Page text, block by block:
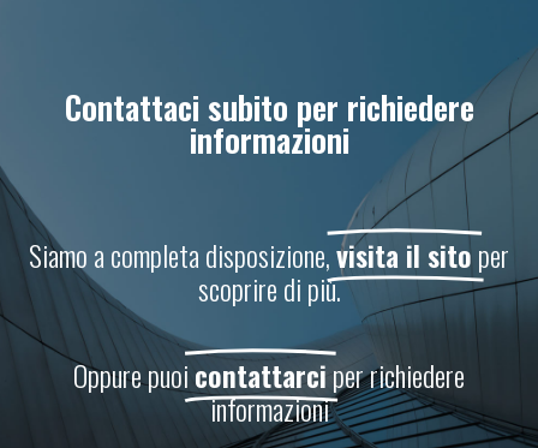
Contattaci subito per richiedere
informazioni
Siamo a completa disposizione,visita il sitoper
scoprire di più.
Oppure puoicontattarciper richiedere
informazioni